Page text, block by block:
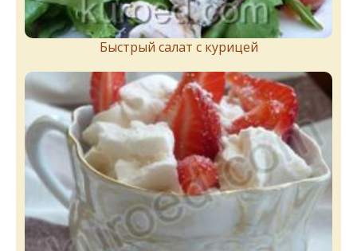
Быстрый салат с курицей